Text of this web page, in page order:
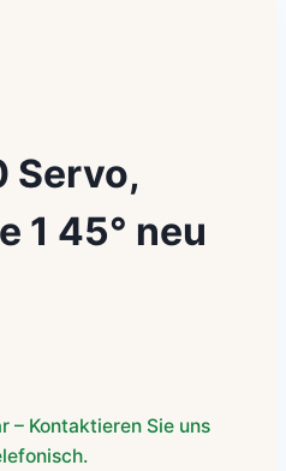
Servo,
1 45° neu
– Kontaktieren Sie uns